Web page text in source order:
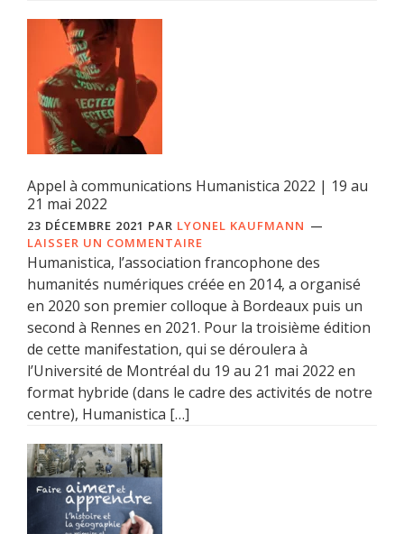
Appel à communications Humanistica 2022 | 19 au
21 mai 2022
23 DÉCEMBRE 2021 PAR LYONEL KAUFMANN
LAISSER UN COMMENTAIRE
Humanistica, l’association francophone des
humanités numériques créée en 2014, a organisé
en 2020 son premier colloque à Bordeaux puis un
second à Rennes en 2021. Pour la troisième édition
de cette manifestation, qui se déroulera à
l’Université de Montréal du 19 au 21 mai 2022 en
format hybride (dans le cadre des activités de notre
centre), Humanistica […]